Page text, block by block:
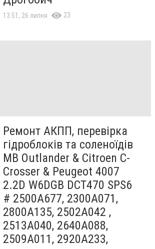
13:51, 26 липня 23
Ремонт АКПП, перевірка
гідроблоків та соленоїдів
MB Outlander & Citroen C-
Crosser & Peugeot 4007
2.2D W6DGB DCT470 SPS6
# 2500A677, 2300A071,
2800A135, 2502A042 ,
2513A040, 2640A088,
2509A011, 2920A233,